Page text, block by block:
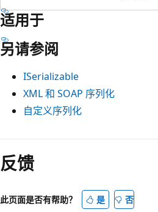
适用于
另请参阅
ISerializable
XML 和 SOAP 序列化
自定义序列化
反馈
此页面是否有帮助？ 是 否